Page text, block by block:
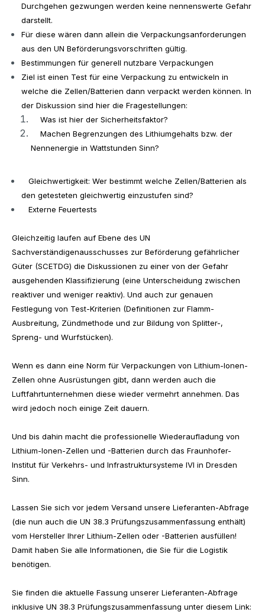
Durchgehen gezwungen werden keine nennenswerte Gefahr
darstellt.
Für diese wären dann allein die Verpackungsanforderungen
aus den UN Beförderungsvorschriften gültig.
Bestimmungen für generell nutzbare Verpackungen
Ziel ist einen Test für eine Verpackung zu entwickeln in
welche die Zellen/Batterien dann verpackt werden können. In
der Diskussion sind hier die Fragestellungen:
Was ist hier der Sicherheitsfaktor?
Machen Begrenzungen des Lithiumgehalts bzw. der
Nennenergie in Wattstunden Sinn?
Gleichwertigkeit: Wer bestimmt welche Zellen/Batterien als
den getesteten gleichwertig einzustufen sind?
Externe Feuertests
Gleichzeitig laufen auf Ebene des UN
Sachverständigenausschusses zur Beförderung gefährlicher
Güter (SCETDG) die Diskussionen zu einer von der Gefahr
ausgehenden Klassifizierung (eine Unterscheidung zwischen
reaktiver und weniger reaktiv). Und auch zur genauen
Festlegung von Test-Kriterien (Definitionen zur Flamm-
Ausbreitung, Zündmethode und zur Bildung von Splitter-,
Spreng- und Wurfstücken).
Wenn es dann eine Norm für Verpackungen von Lithium-Ionen-
Zellen ohne Ausrüstungen gibt, dann werden auch die
Luftfahrtunternehmen diese wieder vermehrt annehmen. Das
wird jedoch noch einige Zeit dauern.
Und bis dahin macht die professionelle Wiederaufladung von
Lithium-Ionen-Zellen und -Batterien durch das Fraunhofer-
Institut für Verkehrs- und Infrastruktursysteme IVI in Dresden
Sinn.
Lassen Sie sich vor jedem Versand unsere Lieferanten-Abfrage
(die nun auch die UN 38.3 Prüfungszusammenfassung enthält)
vom Hersteller Ihrer Lithium-Zellen oder -Batterien ausfüllen!
Damit haben Sie alle Informationen, die Sie für die Logistik
benötigen.
Sie finden die aktuelle Fassung unserer Lieferanten-Abfrage
inklusive UN 38.3 Prüfungszusammenfassung unter diesem Link: